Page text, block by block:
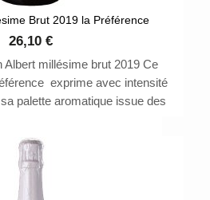
Brut 2019 la Préférence
26,10 €
Albert millésime brut 2019 Ce
exprime avec intensité
palette aromatique issue des